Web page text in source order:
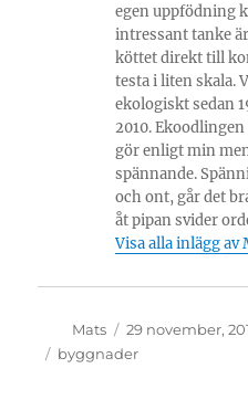
egen uppfödning
intressant tanke
köttet direkt till
testa i liten skala.
ekologiskt sedan
2010.
gör enligt min
spännande.
och ont, går det
åt pipan svider
Visa alla inlägg av
Författare
Mats
Publicerat
den
29 november,
Etiketter
byggnader